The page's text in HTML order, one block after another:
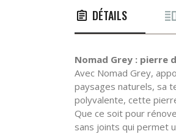
DÉTAILS
Nomad Grey : pierre
Avec Nomad Grey,
paysages naturels, sa
polyvalente, cette
Que ce soit pour
sans joints qui permet